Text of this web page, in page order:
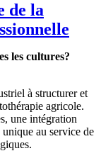
de la
les cultures?
à structurer et
agricole.
une intégration
au service de